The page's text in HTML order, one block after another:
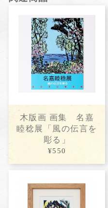
木版画 画集 名嘉
睦稔展「風の伝言を
彫る」
¥550